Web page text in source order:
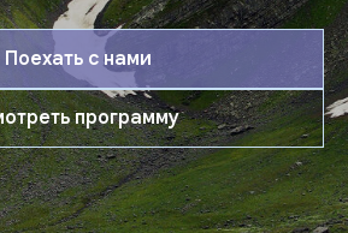
Поехать с нами
программу